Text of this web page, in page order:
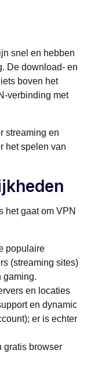
snel en hebben
De download- en
boven het
verbinding met
streaming en
het spelen van
het gaat om VPN
populaire
(streaming sites)
gaming.
en locaties
en dynamic
er is echter
gratis browser